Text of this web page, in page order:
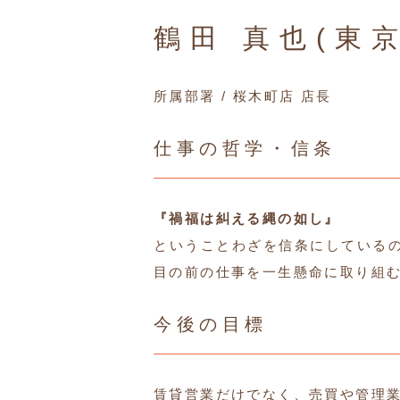
鶴田 真也(東
所属部署 / 桜木町店 店長
仕事の哲学・信条
『禍福は糾える縄の如し』
ということわざを信条にしている
目の前の仕事を一生懸命に取り組
今後の目標
賃貸営業だけでなく、売買や管理